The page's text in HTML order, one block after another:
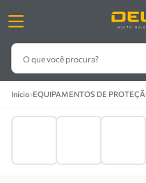
O que você procura?
Início›EQUIPAMENTOS DE